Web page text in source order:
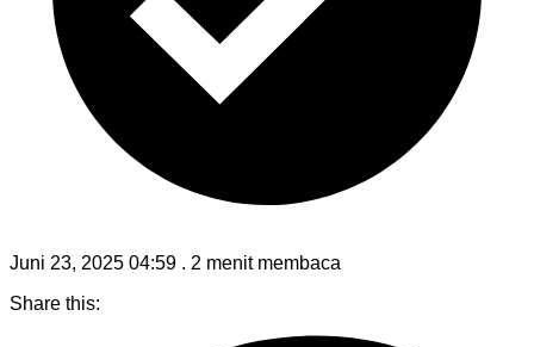
Juni 23, 2025 04:59 . 2 menit membaca
Share this: